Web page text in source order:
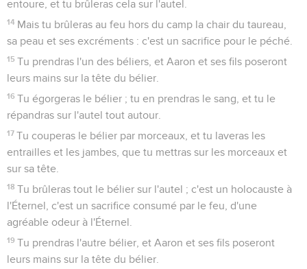
entoure, et tu brûleras cela sur l'autel.
14 Mais tu brûleras au feu hors du camp la chair du taureau,
sa peau et ses excréments : c'est un sacrifice pour le péché.
15 Tu prendras l'un des béliers, et Aaron et ses fils poseront
leurs mains sur la tête du bélier.
16 Tu égorgeras le bélier ; tu en prendras le sang, et tu le
répandras sur l'autel tout autour.
17 Tu couperas le bélier par morceaux, et tu laveras les
entrailles et les jambes, que tu mettras sur les morceaux et
sur sa tête.
18 Tu brûleras tout le bélier sur l'autel ; c'est un holocauste à
l'Éternel, c'est un sacrifice consumé par le feu, d'une
agréable odeur à l'Éternel.
19 Tu prendras l'autre bélier, et Aaron et ses fils poseront
leurs mains sur la tête du bélier.